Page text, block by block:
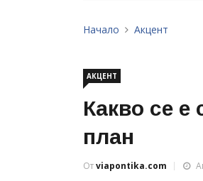
Начало Акцент
АКЦЕНТ
Какво се е
план
Отviapontika.com